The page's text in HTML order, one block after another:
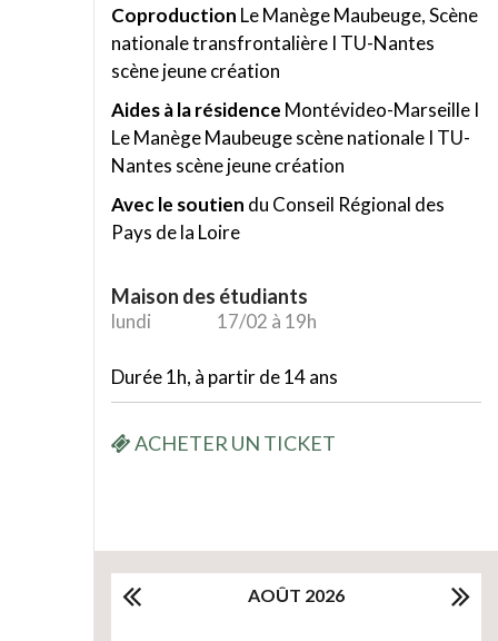
Coproduction Le Manège Maubeuge, Scène
nationale transfrontalière I TU-Nantes
scène jeune création
Aides à la résidence Montévideo-Marseille I
Le Manège Maubeuge scène nationale I TU-
Nantes scène jeune création
Avec le soutien du Conseil Régional des
Pays de la Loire
Maison des étudiants
lundi 17/02 à 19h
Durée 1h, à partir de 14 ans
ACHETER UN TICKET
AOÛT 2026